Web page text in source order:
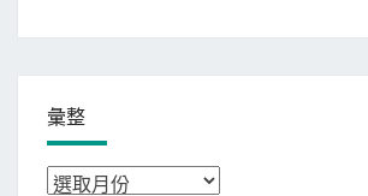
彙整
彙